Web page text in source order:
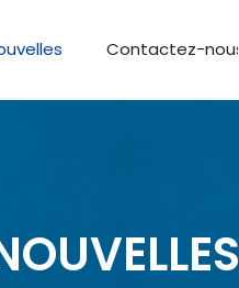
Contactez-nous